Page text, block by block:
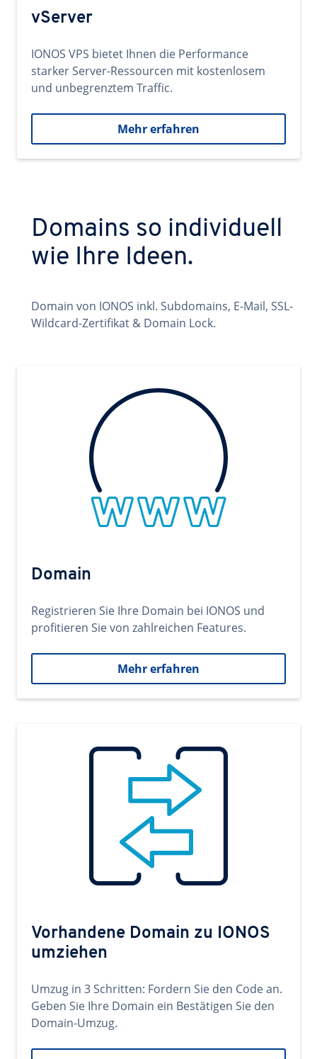
vServer
IONOS VPS bietet Ihnen die Performance
starker Server-Ressourcen mit kostenlosem
und unbegrenztem Traffic.
Mehr erfahren
Domains so individuell
wie Ihre Ideen.
Domain von IONOS inkl. Subdomains, E-Mail, SSL-
Wildcard-Zertifikat & Domain Lock.
Domain
Registrieren Sie Ihre Domain bei IONOS und
profitieren Sie von zahlreichen Features.
Mehr erfahren
Vorhandene Domain zu IONOS
umziehen
Umzug in 3 Schritten: Fordern Sie den Code an.
Geben Sie Ihre Domain ein Bestätigen Sie den
Domain-Umzug.